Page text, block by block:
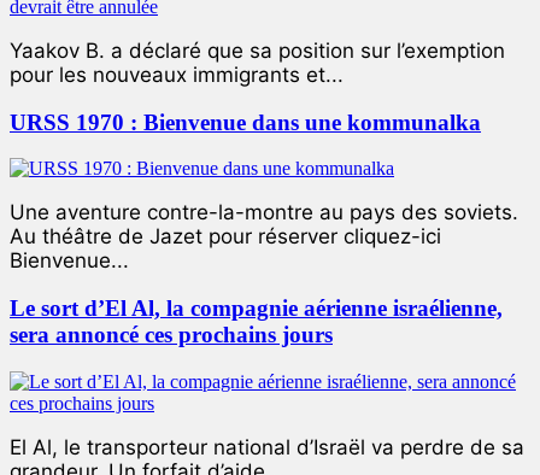
Yaakov B. a déclaré que sa position sur l’exemption
pour les nouveaux immigrants et...
URSS 1970 : Bienvenue dans une kommunalka
Une aventure contre-la-montre au pays des soviets.
Au théâtre de Jazet pour réserver cliquez-ici
Bienvenue...
Le sort d’El Al, la compagnie aérienne israélienne,
sera annoncé ces prochains jours
El Al, le transporteur national d’Israël va perdre de sa